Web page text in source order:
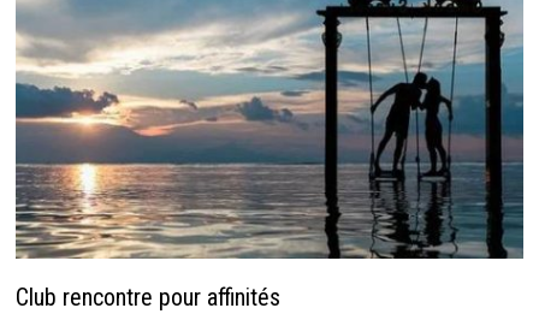
Club rencontre pour affinités